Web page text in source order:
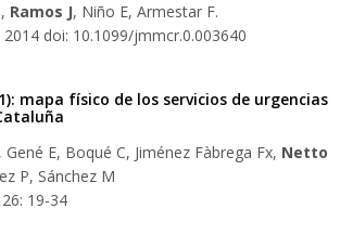
Ramos J, Niño E, Armestar F.
2014 doi: 10.1099/jmmcr.0.003640
mapa físico de los servicios de urgencias
E, Boqué C, Jiménez Fàbrega Fx, Netto
P, Sánchez M
19-34